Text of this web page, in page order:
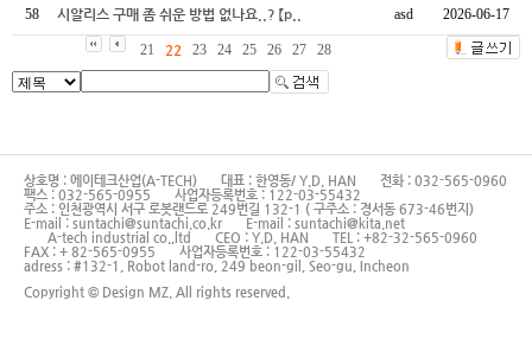
58 시알리스 구매 좀 쉬운 방법 없나요..? 【p.. asd 2026-06-17
21 22 23 24 25 26 27 28
상호명 : 에이테크산업(A-TECH) 대표 : 한영동/ Y.D. HAN
전화 : 032-565-0960
팩스 : 032-565-0955
사업자등록번호 : 122-03-55432
주소 : 인천광역시 서구 로봇랜드로 249번길 132-1 ( 구주소 : 경서동 673-46번지)
E-mail : suntachi@suntachi.co.kr
E-mail : suntachi@kita.net
A-tech industrial co.,ltd
CEO : Y.D. HAN
TEL : +82-32-565-0960
FAX : + 82-565-0955
사업자등록번호 : 122-03-55432
adress : #132-1, Robot land-ro, 249 beon-gil, Seo-gu, Incheon
Copyright © Design MZ. All rights reserved.